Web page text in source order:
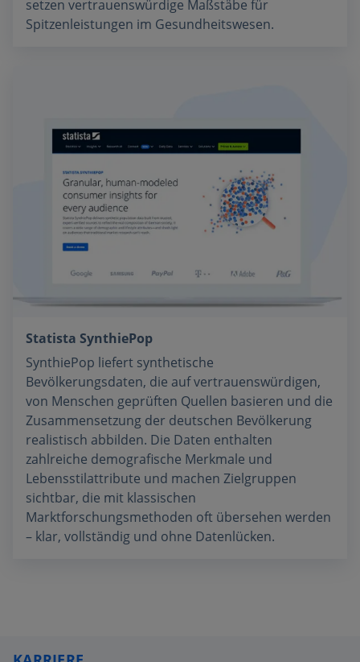
setzen vertrauenswürdige Maßstäbe für
Spitzenleistungen im Gesundheitswesen.
Statista SynthiePop
SynthiePop liefert synthetische
Bevölkerungsdaten, die auf vertrauenswürdigen,
von Menschen geprüften Quellen basieren und die
Zusammensetzung der deutschen Bevölkerung
realistisch abbilden. Die Daten enthalten
zahlreiche demografische Merkmale und
Lebensstilattribute und machen Zielgruppen
sichtbar, die mit klassischen
Marktforschungsmethoden oft übersehen werden
– klar, vollständig und ohne Datenlücken.